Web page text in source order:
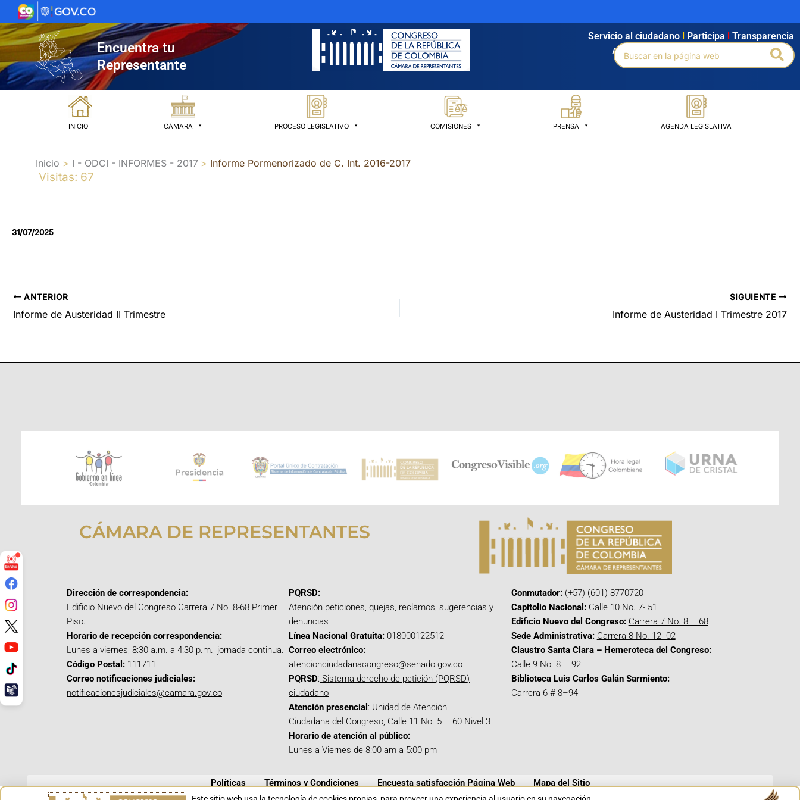
al
contenido
Encuentra tu
Representante
Agendamiento Intranet Búsqueda avanzada
Servicio al ciudadano Participa Transparencia
Buscar
por:
INICIO CÁMARA PROCESO LEGISLATIVO COMISIONES PRENSA AGENDA LEGISLATIVA
Inicio I - ODCI - INFORMES - 2017 Informe Pormenorizado de C. Int. 2016-2017
Visitas: 67
31/07/2025
ANTERIOR
Informe de Austeridad II Trimestre
SIGUIENTE
Informe de Austeridad I Trimestre 2017
CÁMARA DE REPRESENTANTES
Dirección de correspondencia:
Edificio Nuevo del Congreso Carrera 7 No. 8-68 Primer
Piso.
Horario de recepción correspondencia:
Lunes a viernes, 8:30 a.m. a 4:30 p.m., jornada continua.
Código Postal: 111711
Correo notificaciones judiciales:
notificacionesjudiciales@camara.gov.co
PQRSD:
Atención peticiones, quejas, reclamos, sugerencias y
denuncias
Línea Nacional Gratuita: 018000122512
Correo electrónico:
atencionciudadanacongreso@senado.gov.co
PQRSD: Sistema derecho de petición (PQRSD)
ciudadano
Atención presencial : Unidad de Atención
Ciudadana del Congreso, Calle 11 No. 5 – 60 Nivel 3
Horario de atención al público:
Lunes a Viernes de 8:00 am a 5:00 pm
Conmutador:(+57) (601) 8770720
Capitolio Nacional: Calle 10 No. 7- 51
Edificio Nuevo del Congreso: Carrera 7 No. 8 – 68
Sede Administrativa: Carrera 8 No. 12- 02
Claustro Santa Clara – Hemeroteca del Congreso:
Calle 9 No. 8 – 92
Biblioteca Luis Carlos Galán Sarmiento:
Carrera 6 # 8–94
Políticas Términos y Condiciones Encuesta satisfacción Página Web Mapa del Sitio